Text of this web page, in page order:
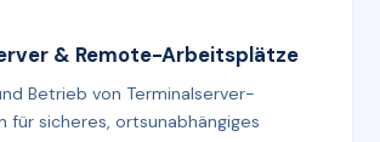
& Remote-Arbeitsplätze
Betrieb von Terminalserver-
für sicheres, ortsunabhängiges